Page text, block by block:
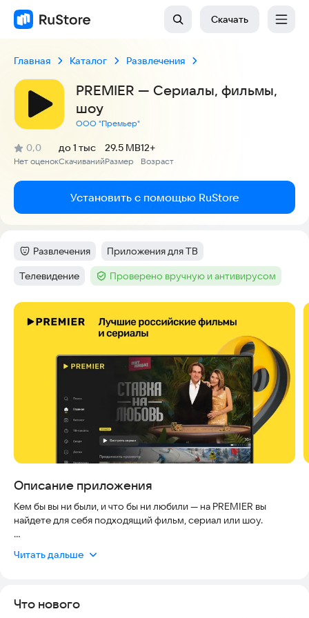
Скачать
Главная Каталог Развлечения
PREMIER — Сериалы, фильмы,
шоу
ООО "Премьер"
Рейтинг:
0,0
(
Нет оценок
)
Скачиваний
до 1 тыс
Размер
29.5 MB
Возраст
12+
Установить с помощью RuStore
Категория:
Развлечения Тег:
Приложения для ТВ
Тег:
Телевидение Тег :Проверено вручную и антивирусом
Скриншоты
Описание приложения
Кем бы вы ни были, и что бы ни любили — на PREMIER вы
найдете для себя подходящий фильм, сериал или шоу.
фильмы на вечер, или драмы, оставляющие след.
перестаем удивляться разности их вкусов. И знаете что? С
Читать дальше
Что нового